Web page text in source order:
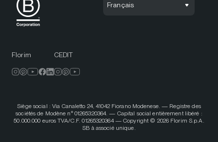
Français
Florim CEDIT
Siège social : Via Canaletto 24, 41042 Fiorano Modenese. — Registre des
sociétés de Modène n° 01265320364. — Capital social entièrement libéré :
50.000.000 euros TVA/C.F. 01265320364 — Copyright © 2026 Florim S.p.A.
SB à associé unique.